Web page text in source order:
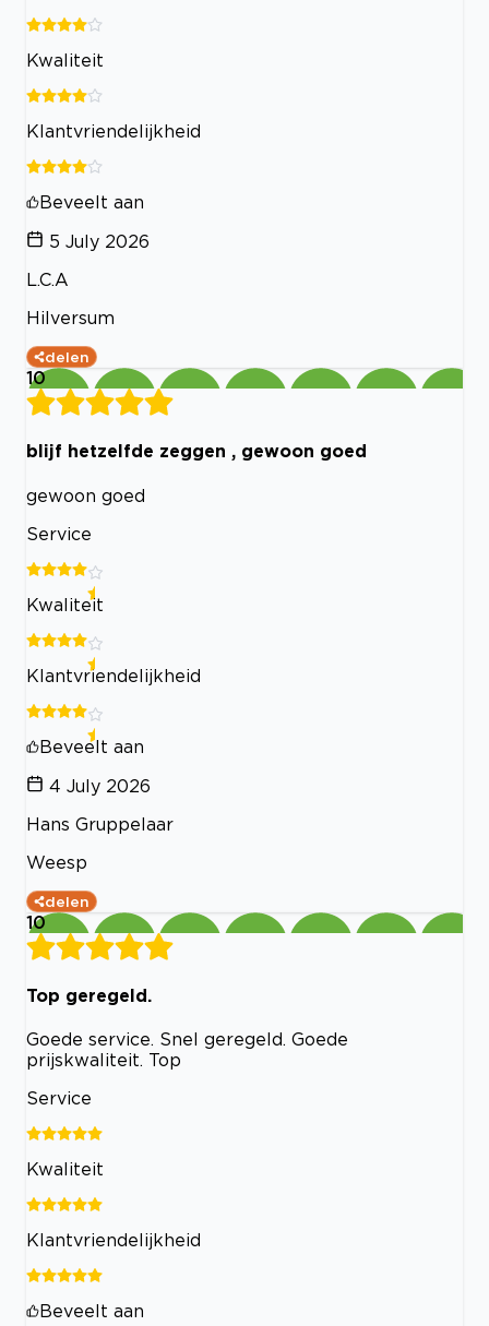
Kwaliteit
Klantvriendelijkheid
Beveelt aan
5 July 2026
L.C.A
Hilversum
delen
10
blijf hetzelfde zeggen , gewoon goed
gewoon goed
Service
Kwaliteit
Klantvriendelijkheid
Beveelt aan
4 July 2026
Hans Gruppelaar
Weesp
delen
10
Top geregeld.
Goede service. Snel geregeld. Goede
prijskwaliteit. Top
Service
Kwaliteit
Klantvriendelijkheid
Beveelt aan